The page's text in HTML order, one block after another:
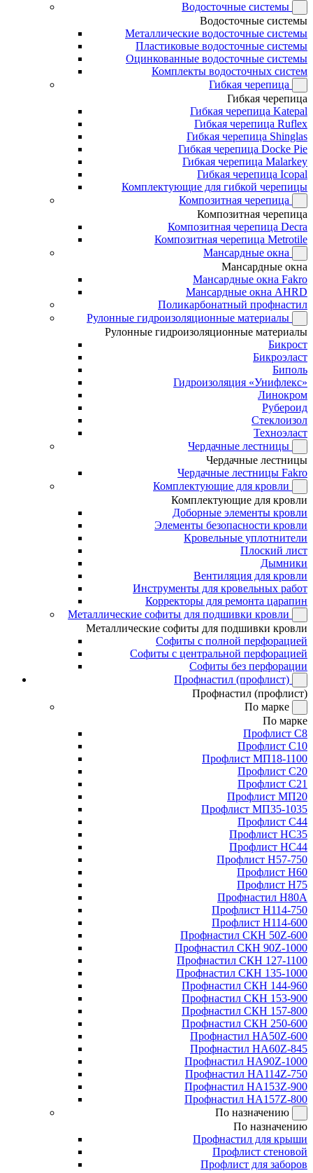
Водосточные системы
Водосточные системы
Металлические водосточные системы
Пластиковые водосточные системы
Оцинкованные водосточные системы
Комплекты водосточных систем
Гибкая черепица
Гибкая черепица
Гибкая черепица Katepal
Гибкая черепица Ruflex
Гибкая черепица Shinglas
Гибкая черепица Docke Pie
Гибкая черепица Malarkey
Гибкая черепица Icopal
Комплектующие для гибкой черепицы
Композитная черепица
Композитная черепица
Композитная черепица Decra
Композитная черепица Metrotile
Мансардные окна
Мансардные окна
Мансардные окна Fakro
Мансардные окна AHRD
Поликарбонатный профнастил
Рулонные гидроизоляционные материалы
Рулонные гидроизоляционные материалы
Бикрост
Бикроэласт
Биполь
Гидроизоляция «Унифлекс»
Линокром
Рубероид
Стеклоизол
Техноэласт
Чердачные лестницы
Чердачные лестницы
Чердачные лестницы Fakro
Комплектующие для кровли
Комплектующие для кровли
Доборные элементы кровли
Элементы безопасности кровли
Кровельные уплотнители
Плоский лист
Дымники
Вентиляция для кровли
Инструменты для кровельных работ
Корректоры для ремонта царапин
Металлические софиты для подшивки кровли
Металлические софиты для подшивки кровли
Софиты с полной перфорацией
Софиты с центральной перфорацией
Софиты без перфорации
Профнастил (профлист)
Профнастил (профлист)
По марке
По марке
Профлист С8
Профлист С10
Профлист МП18-1100
Профлист С20
Профлист С21
Профлист МП20
Профлист МП35-1035
Профлист С44
Профлист НС35
Профлист НС44
Профлист Н57-750
Профлист Н60
Профлист Н75
Профнастил Н80А
Профлист Н114-750
Профлист Н114-600
Профнастил СКН 50Z-600
Профнастил СКН 90Z-1000
Профнастил СКН 127-1100
Профнастил СКН 135-1000
Профнастил СКН 144-960
Профнастил СКН 153-900
Профнастил СКН 157-800
Профнастил СКН 250-600
Профнастил НА50Z-600
Профнастил НА60Z-845
Профнастил НА90Z-1000
Профнастил НА114Z-750
Профнастил НА153Z-900
Профнастил НА157Z-800
По назначению
По назначению
Профнастил для крыши
Профлист стеновой
Профлист для заборов